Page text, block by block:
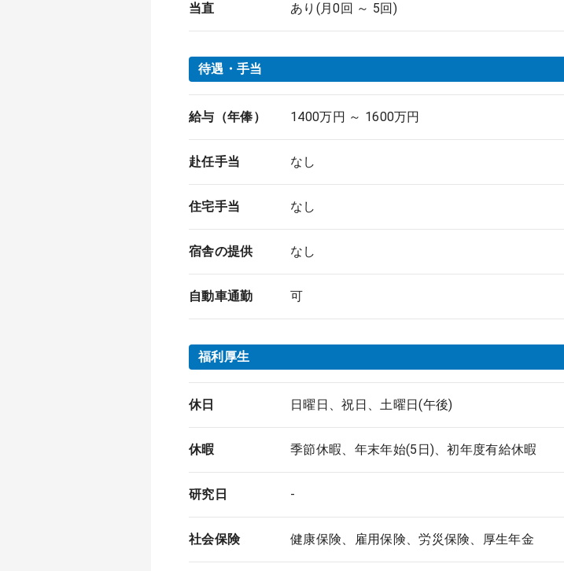
当直 あり(月0回 ～ 5回)
待遇・手当
給与（年俸） 1400万円 ～ 1600万円
赴任手当 なし
住宅手当 なし
宿舎の提供 なし
自動車通勤 可
福利厚生
休日 日曜日、祝日、土曜日(午後)
休暇 季節休暇、年末年始(5日)、初年度有給休暇
研究日 -
社会保険 健康保険、雇用保険、労災保険、厚生年金